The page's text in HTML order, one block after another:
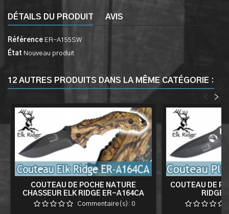
DÉTAILS DU PRODUIT AVIS
Référence ER-A155SW
État Nouveau produit
12 AUTRES PRODUITS DANS LA MÊME CATÉGORIE :
>
<
COUTEAU DE POCHE NATURE
CHASSEUR ELK RIDGE ER-A164CA
Commentaire(s): 0
COUTEAU DE
RIDGE